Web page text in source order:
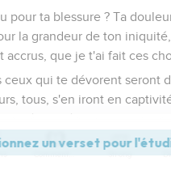
pour ta blessure ? Ta
la grandeur de ton
accrus, que je t'ai fait ces
ceux qui te dévorent seront
tous, s'en iront en
dépouillés, et je livrerai au
Commentaires Strong